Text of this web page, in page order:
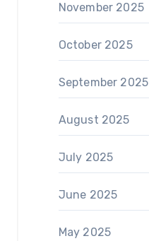
November 2025
October 2025
September 2025
August 2025
July 2025
June 2025
May 2025